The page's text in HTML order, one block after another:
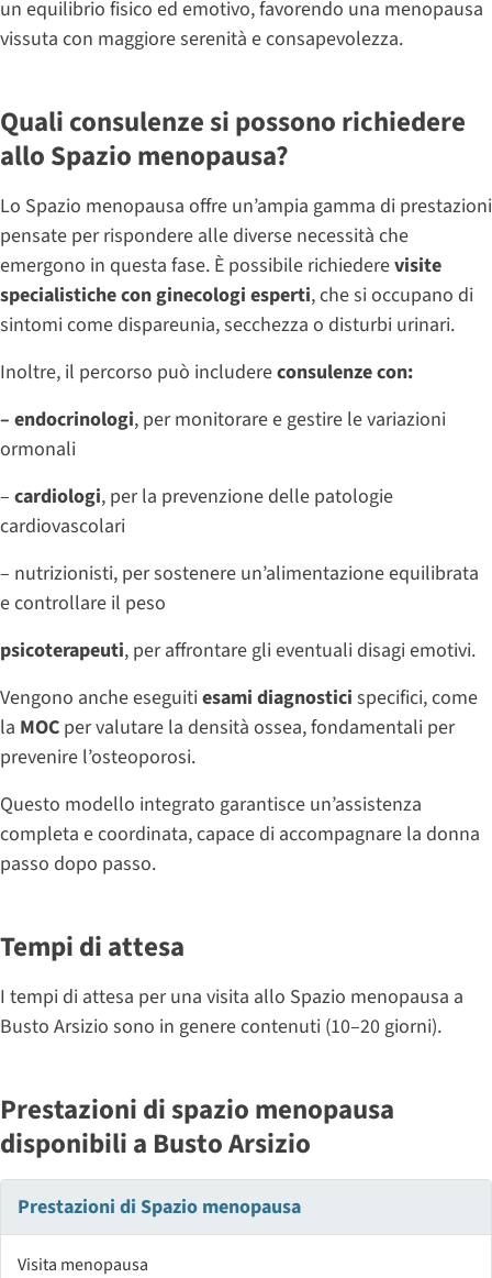
un equilibrio fisico ed emotivo, favorendo una menopausa
vissuta con maggiore serenità e consapevolezza.
Quali consulenze si possono richiedere
allo Spazio menopausa?
Lo Spazio menopausa offre un’ampia gamma di prestazioni
pensate per rispondere alle diverse necessità che
emergono in questa fase. È possibile richiederevisite
specialistiche con ginecologi esperti, che si occupano di
sintomi come dispareunia, secchezza o disturbi urinari.
Inoltre, il percorso può includereconsulenze con:
– endocrinologi, per monitorare e gestire le variazioni
ormonali
– cardiologi, per la prevenzione delle patologie
cardiovascolari
– nutrizionisti, per sostenere un’alimentazione equilibrata
e controllare il peso
psicoterapeuti, per affrontare gli eventuali disagi emotivi.
Vengono anche eseguitiesami diagnostici specifici, come
la MOC per valutare la densità ossea, fondamentali per
prevenire l’osteoporosi.
Questo modello integrato garantisce un’assistenza
completa e coordinata, capace di accompagnare la donna
passo dopo passo.
Tempi di attesa
I tempi di attesa per una visita allo Spazio menopausa a
Busto Arsizio sono in genere contenuti (10–20 giorni).
Prestazioni di spazio menopausa
disponibili a Busto Arsizio
Prestazioni di Spazio menopausa
Visita menopausa